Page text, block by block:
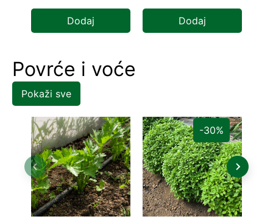
Dodaj Dodaj
Povrće i voće
Pokaži sve
-30%